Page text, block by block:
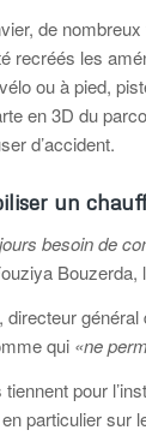
de
recréés les
ou à pied,
en 3D du
d’accident.
un
besoin de
Bouzerda,
qui «ne
pour
particulier sur